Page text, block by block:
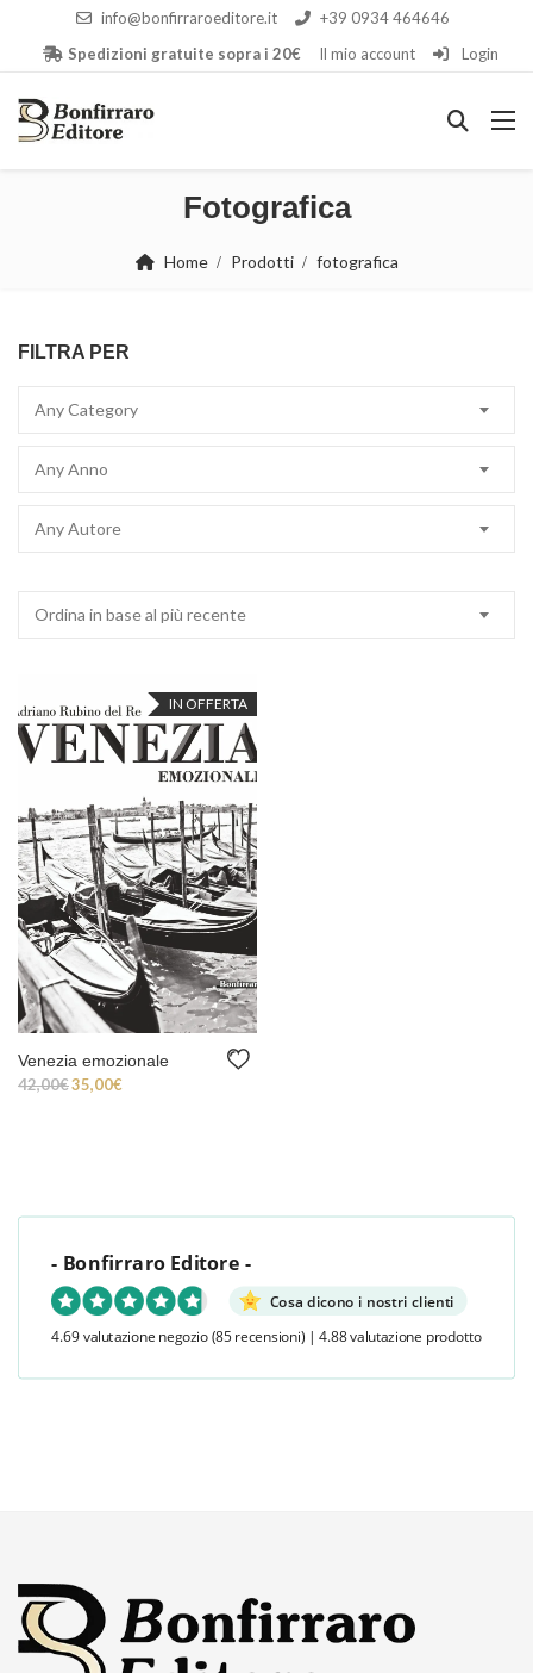
info@bonfirraroeditore.it
+39 0934 464646
Spedizioni gratuite sopra i 20€
Il mio account Login
Fotografica
Home Prodotti fotografica
FILTRA PER
Any Category
Any Anno
Any Autore
Ordina in base al più recente
IN OFFERTA
Venezia emozionale
42,00€Il prezzo originale era: 42,00€.
35,00€
- Bonfirraro Editore -
Cosa dicono i nostri clienti
4.69 valutazione negozio (85 recensioni) | 4.88 valutazione prodotto